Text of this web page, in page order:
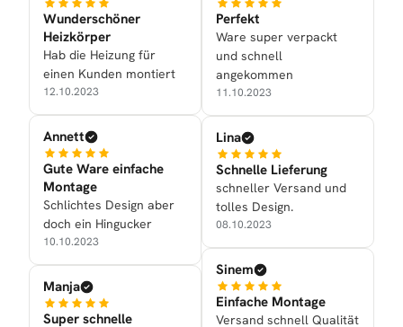
Wunderschöner
Heizkörper
Hab die Heizung für
einen Kunden montiert
12.10.2023
Annett
Gute Ware einfache
Montage
Schlichtes Design aber
doch ein Hingucker
10.10.2023
Manja
Super schnelle
Perfekt
Ware super verpackt
und schnell
angekommen
11.10.2023
Lina
Schnelle Lieferung
schneller Versand und
tolles Design.
08.10.2023
Sinem
Einfache Montage
Versand schnell Qualität